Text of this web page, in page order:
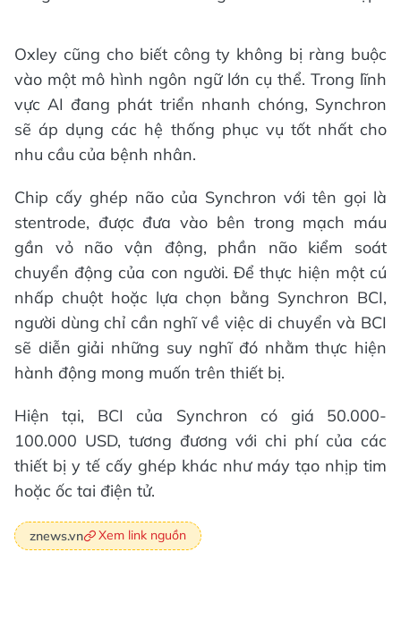
Oxley cũng cho biết công ty không bị ràng buộc
vào một mô hình ngôn ngữ lớn cụ thể. Trong lĩnh
vực AI đang phát triển nhanh chóng, Synchron
sẽ áp dụng các hệ thống phục vụ tốt nhất cho
nhu cầu của bệnh nhân.
Chip cấy ghép não của Synchron với tên gọi là
stentrode, được đưa vào bên trong mạch máu
gần vỏ não vận động, phần não kiểm soát
chuyển động của con người. Để thực hiện một cú
nhấp chuột hoặc lựa chọn bằng Synchron BCI,
người dùng chỉ cần nghĩ về việc di chuyển và BCI
sẽ diễn giải những suy nghĩ đó nhằm thực hiện
hành động mong muốn trên thiết bị.
Hiện tại, BCI của Synchron có giá 50.000-
100.000 USD, tương đương với chi phí của các
thiết bị y tế cấy ghép khác như máy tạo nhịp tim
hoặc ốc tai điện tử.
znews.vn Xem link nguồn